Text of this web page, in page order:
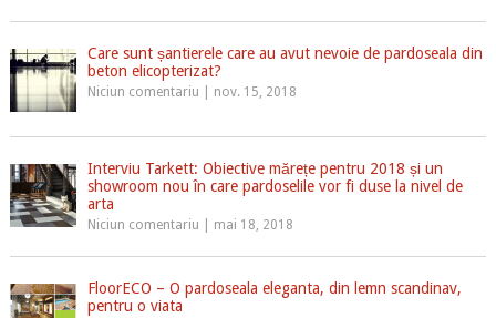
Care sunt șantierele care au avut nevoie de pardoseala din
beton elicopterizat?
Niciun comentariu nov. 15, 2018
Interviu Tarkett: Obiective mărețe pentru 2018 și un
showroom nou în care pardoselile vor fi duse la nivel de
arta
Niciun comentariu mai 18, 2018
FloorECO – O pardoseala eleganta, din lemn scandinav,
pentru o viata